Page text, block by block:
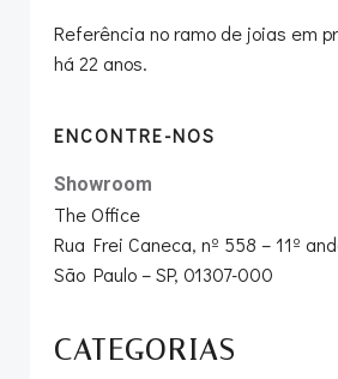
Referência no ramo de joias em
há 22 anos.
ENCONTRE-NOS
Showroom
The Office
Rua Frei Caneca, nº 558 – 11º
São Paulo – SP, 01307-000
CATEGORIAS